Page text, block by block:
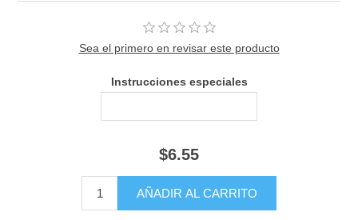
Sea el primero en revisar este producto
Instrucciones especiales
$6.55